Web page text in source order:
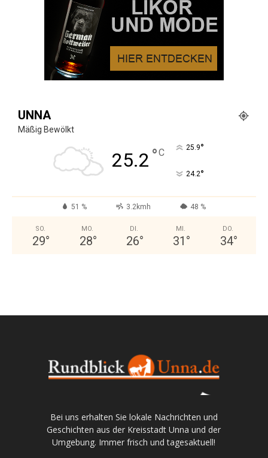
UNNA
Mäßig Bewölkt
25.2 °C 25.9°
24.2°
51 % 3.2kmh 48 %
SO.
29°
MO.
28°
DI.
26°
MI.
31 °
DO.
34°
Bei uns erhalten Sie lokale Nachrichten und
Geschichten aus der Kreisstadt Unna und der
Umgebung. Immer frisch und tagesaktuell!